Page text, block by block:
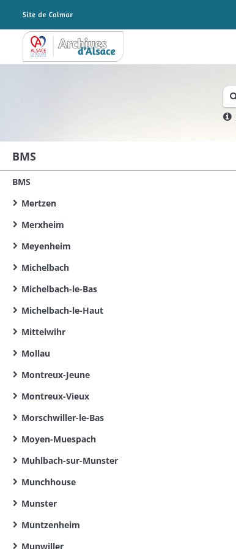
Archives Alsace - Colmar
BMS
BMS
Mertzen
Merxheim
Meyenheim
Michelbach
Michelbach-le-Bas
Michelbach-le-Haut
Mittelwihr
Mollau
Montreux-Jeune
Montreux-Vieux
Morschwiller-le-Bas
Moyen-Muespach
Muhlbach-sur-Munster
Munchhouse
Munster
Muntzenheim
Munwiller